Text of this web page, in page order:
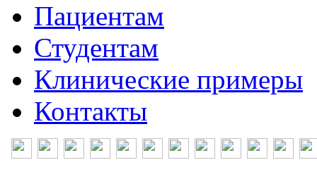
Пациентам
Студентам
Клинические примеры
Контакты